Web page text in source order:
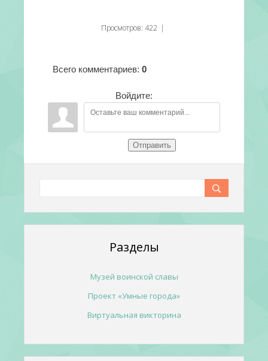
Просмотров: 422 |
Всего комментариев: 0
Войдите:
Отправить
Разделы
Музей воинской славы
Проект «Умные города»
Виртуальная викторина